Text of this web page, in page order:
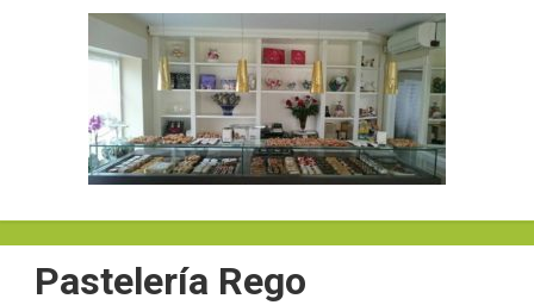
Pastelería Rego